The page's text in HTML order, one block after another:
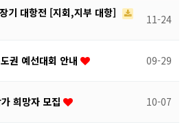
기 대항전 [지회,지부 대항] 11-24
권 예선대회 안내 09-29
희망자 모집 10-07